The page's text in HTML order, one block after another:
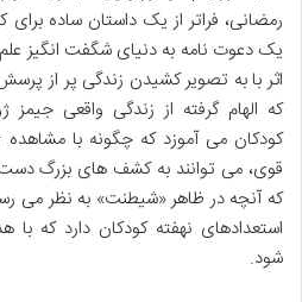
رمضانی، فراتر از یک داستان ساده
یک دعوت نامه به دنیای شگفت انگیز
اثر با به تصویر کشیدن زندگی پر از
که الهام گرفته از زندگی واقعی جیمز
کودکان می آموزد که چگونه با
قوی، می توانند به کشف های بزرگ دست
که آنچه در ظاهر «شیطنت» به نظر می
استعدادهای نهفته کودکان دارد که
شود.